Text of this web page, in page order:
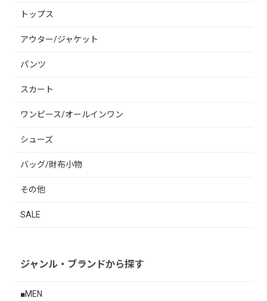
トップス
アウター/ジャケット
パンツ
スカート
ワンピース/オールインワン
シューズ
バッグ/財布小物
その他
SALE
ジャンル・ブランドから探す
■MEN